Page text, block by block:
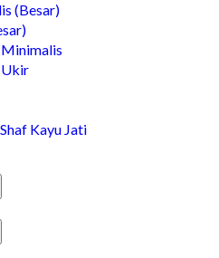
(Besar)
Kayu Jati